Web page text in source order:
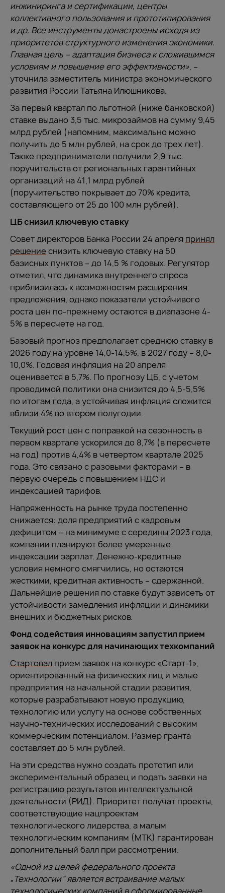
инжиниринга и сертификации, центры
коллективного пользования и прототипирования
и др. Все инструменты донастроены исходя из
приоритетов структурного изменения экономики.
Главная цель – адаптация бизнеса к сложившимся
условиям и повышение его эффективности», –
уточнила заместитель министра экономического
развития России Татьяна Илюшникова.
За первый квартал по льготной (ниже банковской)
ставке выдано 3,5 тыс. микрозаймов на сумму 9,45
млрд рублей (напомним, максимально можно
получить до 5 млн рублей, на срок до трех лет).
Также предприниматели получили 2,9 тыс.
поручительств от региональных гарантийных
организаций на 41,1 млрд рублей
(поручительство покрывает до 70% кредита,
составляющего от 25 до 100 млн рублей).
ЦБ снизил ключевую ставку
Совет директоров Банка России 24 апреля принял
решение снизить ключевую ставку на 50
базисных пунктов – до 14,5 % годовых. Регулятор
отметил, что динамика внутреннего спроса
приблизилась к возможностям расширения
предложения, однако показатели устойчивого
роста цен по-прежнему остаются в диапазоне 4-
5% в пересчете на год.
Базовый прогноз предполагает среднюю ставку в
2026 году на уровне 14,0-14,5%, в 2027 году – 8,0-
10,0%. Годовая инфляция на 20 апреля
оценивается в 5,7%. По прогнозу ЦБ, с учетом
проводимой политики она снизится до 4,5-5,5%
по итогам года, а устойчивая инфляция сложится
вблизи 4% во втором полугодии.
Текущий рост цен с поправкой на сезонность в
первом квартале ускорился до 8,7% (в пересчете
на год) против 4,4% в четвертом квартале 2025
года. Это связано с разовыми факторами – в
первую очередь с повышением НДС и
индексацией тарифов.
Напряженность на рынке труда постепенно
снижается: доля предприятий с кадровым
дефицитом – на минимуме с середины 2023 года,
компании планируют более умеренные
индексации зарплат. Денежно-кредитные
условия немного смягчились, но остаются
жесткими, кредитная активность – сдержанной.
Дальнейшие решения по ставке будут зависеть от
устойчивости замедления инфляции и динамики
внешних и бюджетных рисков.
Фонд содействия инновациям запустил прием
заявок на конкурс для начинающих техкомпаний
Стартовал прием заявок на конкурс «Старт-1»,
ориентированный на физических лиц и малые
предприятия на начальной стадии развития,
которые разрабатывают новую продукцию,
технологию или услугу на основе собственных
научно-технических исследований с высоким
коммерческим потенциалом. Размер гранта
составляет до 5 млн рублей.
На эти средства нужно создать прототип или
экспериментальный образец и подать заявки на
регистрацию результатов интеллектуальной
деятельности (РИД). Приоритет получат проекты,
соответствующие нацпроектам
технологического лидерства, а малым
технологическим компаниям (МТК) гарантирован
дополнительный балл при рассмотрении.
«Одной из целей федерального проекта
„Технологии“ является встраивание малых